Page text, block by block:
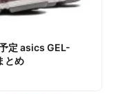
定 asics GEL-
とめ